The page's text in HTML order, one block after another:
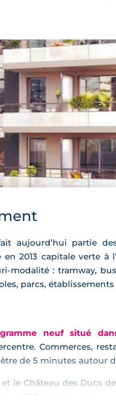
aujourd’hui partie
2013 capitale verte à
modalité : tramway,
parcs,
neuf situé
Commerces,
de 5 minutes autour
le Château des Ducs
à 350 mètres.